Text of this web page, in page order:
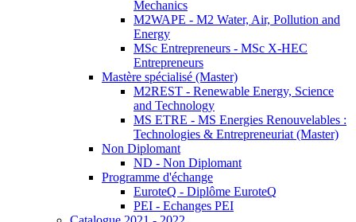
Mechanics
M2WAPE - M2 Water, Air, Pollution and
Energy
MSc Entrepreneurs - MSc X-HEC
Entrepreneurs
Mastère spécialisé (Master)
M2REST - Renewable Energy, Science
and Technology
MS ETRE - MS Energies Renouvelables :
Technologies & Entrepreneuriat (Master)
Non Diplomant
ND - Non Diplomant
Programme d'échange
EuroteQ - Diplôme EuroteQ
PEI - Echanges PEI